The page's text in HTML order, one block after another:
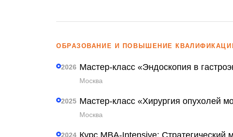
ОБРАЗОВАНИЕ И ПОВЫШЕНИЕ
2026 Мастер-класс «Эндоскопия в
Москва
2025 Мастер-класс «Хирургия опухолей
Москва
2024 Курс MBA-Intensive: Стратегический